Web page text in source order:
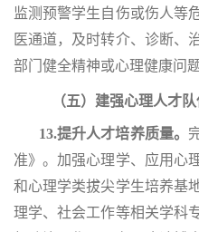
监测预警学生自伤或伤人等
医通道，及时转介、诊断、
部门健全精神或心理健康问
（五）建强心理人才
13.提升人才培养质量。
准》。加强心理学、应用心
和心理学类拔尖学生培养基
理学、社会工作等相关学科